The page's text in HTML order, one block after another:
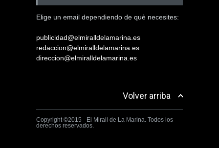
Elige un email dependiendo de què necesites:
publicidad@elmiralldelamarina.es
redaccion@elmiralldelamarina.es
direccion@elmiralldelamarina.es
Volver arriba
Copyright ©2015 - El Mirall de La Marina. Todos los
derechos reservados.